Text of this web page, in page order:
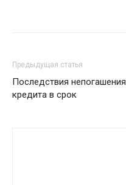
Предыдущая статья
Последствия непогашения
кредита в срок